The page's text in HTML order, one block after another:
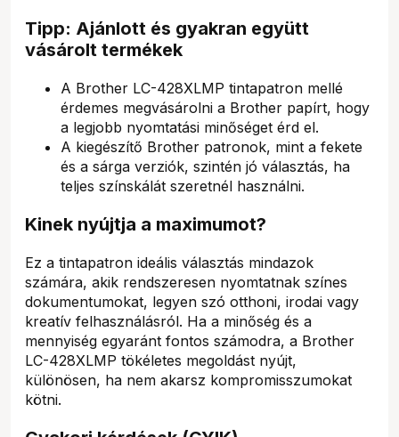
Tipp: Ajánlott és gyakran együtt
vásárolt termékek
A Brother LC-428XLMP tintapatron mellé
érdemes megvásárolni a Brother papírt, hogy
a legjobb nyomtatási minőséget érd el.
A kiegészítő Brother patronok, mint a fekete
és a sárga verziók, szintén jó választás, ha
teljes színskálát szeretnél használni.
Kinek nyújtja a maximumot?
Ez a tintapatron ideális választás mindazok
számára, akik rendszeresen nyomtatnak színes
dokumentumokat, legyen szó otthoni, irodai vagy
kreatív felhasználásról. Ha a minőség és a
mennyiség egyaránt fontos számodra, a Brother
LC-428XLMP tökéletes megoldást nyújt,
különösen, ha nem akarsz kompromisszumokat
kötni.